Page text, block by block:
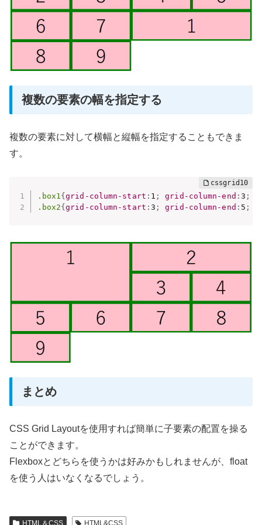
複数の要素の幅を指定する
複数の要素に対して横幅と縦幅を指定することもできま
す。
.box1 {grid-column-start : 1 ; grid-column-end : 3 ;
.box2{grid-column-start : 3 ; grid-column-end : 5 ;
まとめ
CSS Grid Layoutを使用すれば簡単に子要素の配置を操る
ことができます。
Flexboxとどちらを使うかは好みかもしれませんが、float
を使う人はいなくなるでしょう。
HTML＆CSS HTML&CSS